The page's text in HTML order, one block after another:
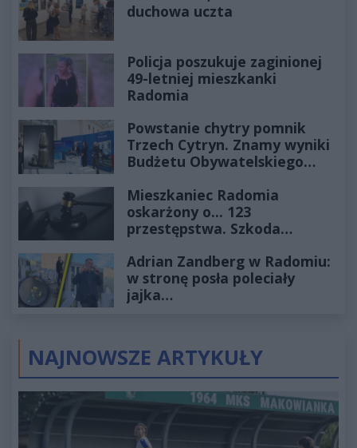
duchowa uczta
Policja poszukuje zaginionej
49-letniej mieszkanki
Radomia
Powstanie chytry pomnik
Trzech Cytryn. Znamy wyniki
Budżetu Obywatelskiego
Mieszkaniec Radomia
oskarżony o... 123
przestępstwa. Szkoda
złotych
Adrian Zandberg w Radomiu:
w stronę posła poleciały
jajka…
NAJNOWSZE ARTYKUŁY